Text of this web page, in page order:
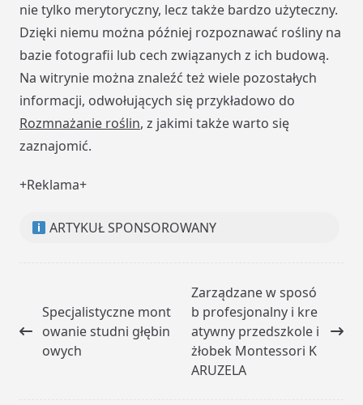
nie tylko merytoryczny, lecz także bardzo użyteczny.
Dzięki niemu można później rozpoznawać rośliny na
bazie fotografii lub cech związanych z ich budową.
Na witrynie można znaleźć też wiele pozostałych
informacji, odwołujących się przykładowo do
Rozmnażanie roślin, z jakimi także warto się
zaznajomić.
+Reklama+
ARTYKUŁ SPONSOROWANY
class="nav-
subtitle
screen-
Specjalistyczne mont
owanie studni głębin
owych
Zarządzane w sposó
b profesjonalny i kre
atywny przedszkole i
żłobek Montessori K
ARUZELA